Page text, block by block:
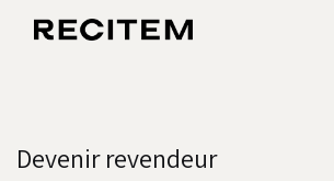
Devenir revendeur